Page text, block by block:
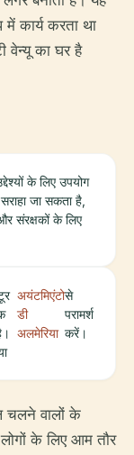
कार्य करता था
वेन्यू का घर है
के लिए उपयोग
जा सकता है,
संरक्षकों के लिए
अयंटमिएंटो
डी
अलमेरिया
से
परामर्श
करें।
चलने वालों के
के लिए आम तौर